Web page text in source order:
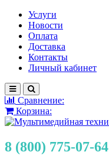
Услуги
Новости
Оплата
Доставка
Контакты
Личный кабинет
Сравнение:
Корзина:
8 (800) 775-07-64